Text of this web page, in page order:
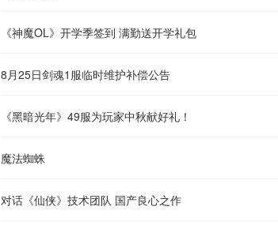
《神魔OL》开学季签到 满勤送开学礼包
8月25日剑魂1服临时维护补偿公告
《黑暗光年》49服为玩家中秋献好礼！
魔法蜘蛛
对话《仙侠》技术团队 国产良心之作